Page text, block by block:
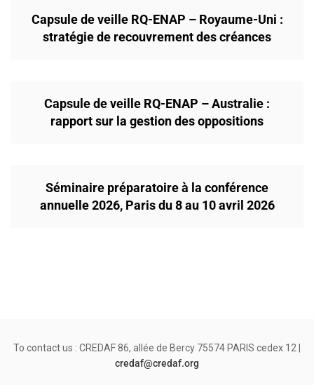
Capsule de veille RQ-ENAP – Royaume-Uni :
stratégie de recouvrement des créances
Capsule de veille RQ-ENAP – Australie :
rapport sur la gestion des oppositions
Séminaire préparatoire à la conférence
annuelle 2026, Paris du 8 au 10 avril 2026
To contact us : CREDAF 86, allée de Bercy 75574 PARIS cedex 12 |
credaf@credaf.org